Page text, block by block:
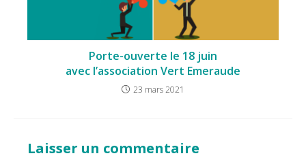
Porte-ouverte le 18 juin
avec l’association Vert Emeraude
23 mars 2021
Laisser un commentaire